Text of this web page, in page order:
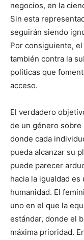
negocios, en la
Sin esta
seguirán siendo
Por consiguiente,
también contra la
políticas que
acceso.
El verdadero
de un género sobre
donde cada
pueda alcanzar su
puede parecer
hacia la igualdad
humanidad. El
uno en el que la
estándar, donde el
máxima prioridad.